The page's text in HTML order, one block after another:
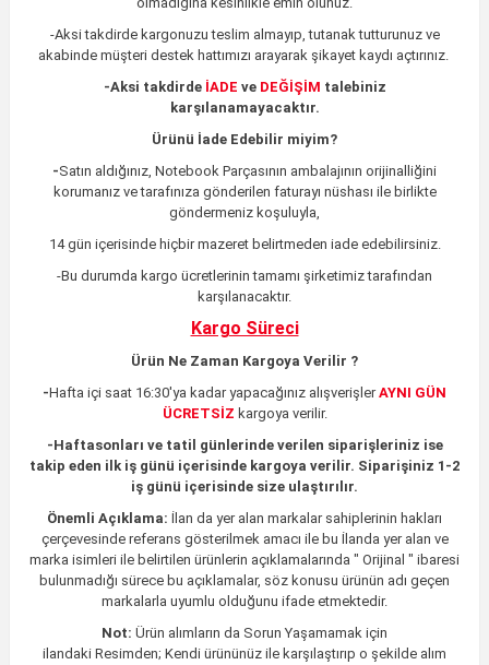
-Aksi takdirde kargonuzu teslim almayıp, tutanak tutturunuz ve
akabinde müşteri destek hattımızı arayarak şikayet kaydı açtırınız.
-Aksi takdirde İADE ve DEĞİŞİM talebiniz
karşılanamayacaktır.
Ürünü İade Edebilir miyim?
-Satın aldığınız, Notebook Parçasının ambalajının orijinalliğini
korumanız ve tarafınıza gönderilen faturayı nüshası ile birlikte
göndermeniz koşuluyla,
14 gün içerisinde hiçbir mazeret belirtmeden iade edebilirsiniz.
-Bu durumda kargo ücretlerinin tamamı şirketimiz tarafından
karşılanacaktır.
Kargo Süreci
Ürün Ne Zaman Kargoya Verilir ?
-Hafta içi saat 16:30'ya kadar yapacağınız alışverişler AYNI GÜN
ÜCRETSİZ kargoya verilir.
-Haftasonları ve tatil günlerinde verilen siparişleriniz ise
takip eden ilk iş günü içerisinde kargoya verilir. Siparişiniz 1-2
iş günü içerisinde size ulaştırılır.
Önemli Açıklama: İlan da yer alan markalar sahiplerinin hakları
çerçevesinde referans gösterilmek amacı ile bu İlanda yer alan ve
marka isimleri ile belirtilen ürünlerin açıklamalarında " Orijinal " ibaresi
bulunmadığı sürece bu açıklamalar, söz konusu ürünün adı geçen
markalarla uyumlu olduğunu ifade etmektedir.
Not: Ürün alımların da Sorun Yaşamamak için
ilandaki Resimden; Kendi ürününüz ile karşılaştırıp o şekilde alım